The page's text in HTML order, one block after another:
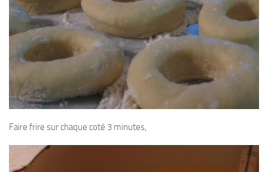
Faire frire sur chaque coté 3 minutes,